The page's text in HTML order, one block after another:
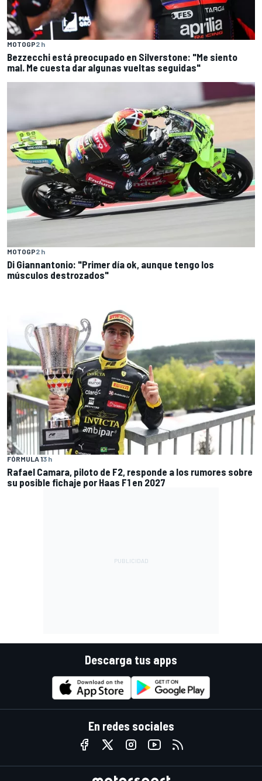
MOTOGP2 h
Bezzecchi está preocupado en Silverstone: "Me siento
mal. Me cuesta dar algunas vueltas seguidas"
MOTOGP2 h
Di Giannantonio: "Primer día ok, aunque tengo los
músculos destrozados"
FÓRMULA 13 h
Rafael Camara, piloto de F2, responde a los rumores sobre
su posible fichaje por Haas F1 en 2027
Descarga tus apps
En redes sociales